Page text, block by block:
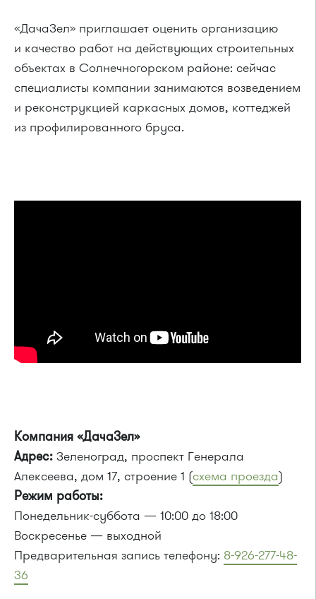
«ДачаЗел» приглашает оценить организацию
и качество работ на действующих строительных
объектах в Солнечногорском районе: сейчас
специалисты компании занимаются возведением
и реконструкцией каркасных домов, коттеджей
из профилированного бруса.
Компания «ДачаЗел»
Адрес: Зеленоград, проспект Генерала
Алексеева, дом 17, строение 1 (схема проезда)
Режим работы:
Понедельник-суббота — 10:00 до 18:00
Воскресенье — выходной
Предварительная запись телефону: 8-926-277-48-
36